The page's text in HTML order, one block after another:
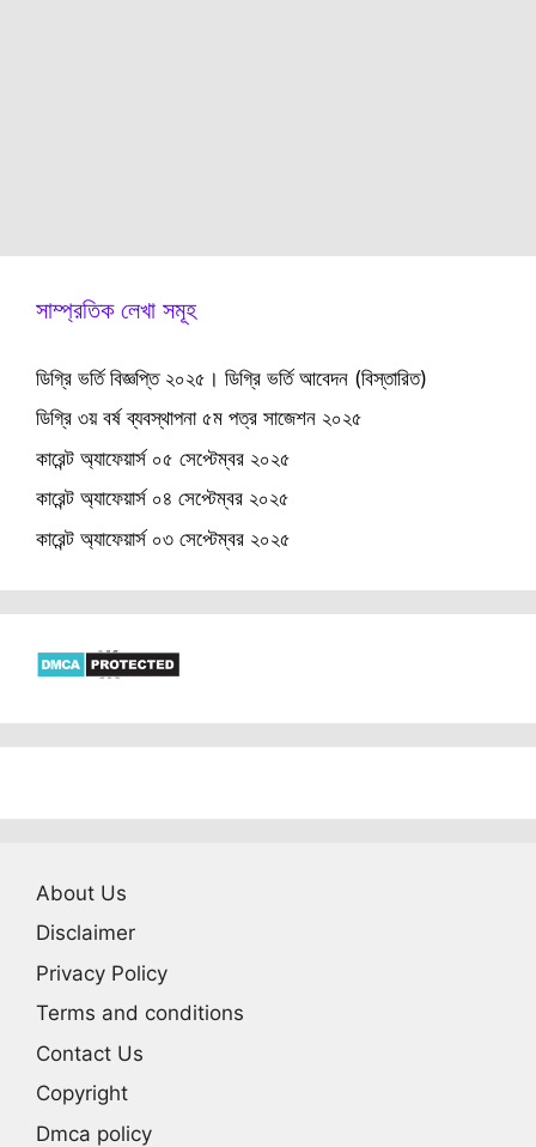
সাম্প্রতিক লেখা সমূহ
ডিগ্রি ভর্তি বিজ্ঞপ্তি ২০২৫। ডিগ্রি ভর্তি আবেদন (বিস্তারিত)
ডিগ্রি ৩য় বর্ষ ব্যবস্থাপনা ৫ম পত্র সাজেশন ২০২৫
কারেন্ট অ্যাফেয়ার্স ০৫ সেপ্টেম্বর ২০২৫
কারেন্ট অ্যাফেয়ার্স ০৪ সেপ্টেম্বর ২০২৫
কারেন্ট অ্যাফেয়ার্স ০৩ সেপ্টেম্বর ২০২৫
About Us
Disclaimer
Privacy Policy
Terms and conditions
Contact Us
Copyright
Dmca policy